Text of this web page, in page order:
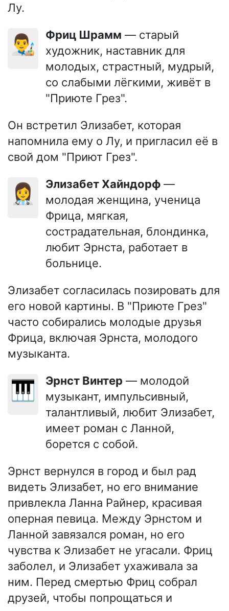
Лу.
👨‍🎨 Фриц Шрамм — старый
художник, наставник для
молодых, страстный, мудрый,
со слабыми лёгкими, живёт в
"Приюте Грез".
Он встретил Элизабет, которая
напомнила ему о Лу, и пригласил её в
свой дом "Приют Грез".
👩‍⚕️ Элизабет Хайндорф —
молодая женщина, ученица
Фрица, мягкая,
сострадательная, блондинка,
любит Эрнста, работает в
больнице.
Элизабет согласилась позировать для
его новой картины. В "Приюте Грез"
часто собирались молодые друзья
Фрица, включая Эрнста, молодого
музыканта.
🎹 Эрнст Винтер — молодой
музыкант, импульсивный,
талантливый, любит Элизабет,
имеет роман с Ланной,
борется с собой.
Эрнст вернулся в город и был рад
видеть Элизабет, но его внимание
привлекла Ланна Райнер, красивая
оперная певица. Между Эрнстом и
Ланной завязался роман, но его
чувства к Элизабет не угасали. Фриц
заболел, и Элизабет ухаживала за
ним. Перед смертью Фриц собрал
друзей, чтобы попрощаться и